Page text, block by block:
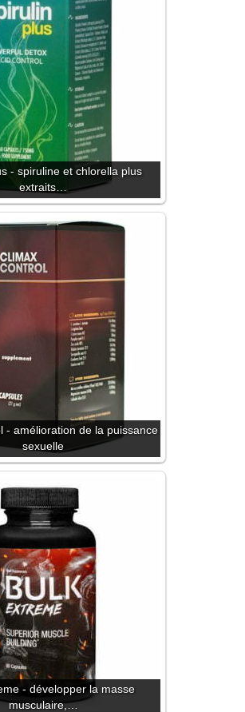
- spiruline et chlorella plus
extraits…
- amélioration de la puissance
sexuelle
- développer la masse
musculaire,…